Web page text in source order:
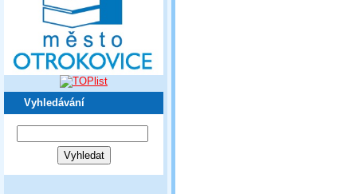
Vyhledávání